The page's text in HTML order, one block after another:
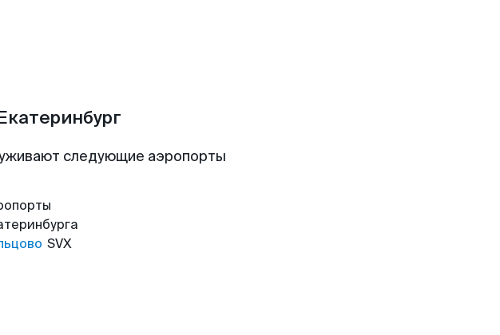
следующие аэропорты
SVX